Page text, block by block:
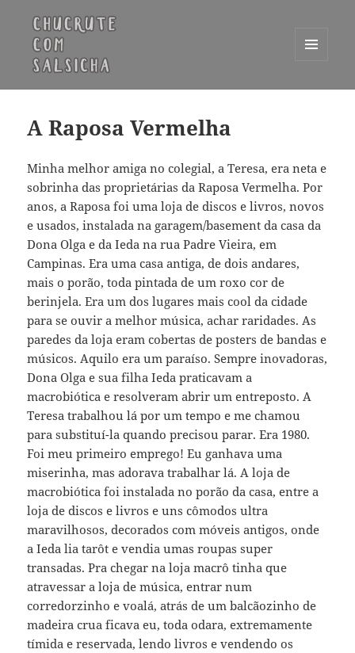
WIDGETS
A Raposa Vermelha
Minha melhor amiga no colegial, a Teresa, era neta e
sobrinha das proprietárias da Raposa Vermelha. Por
anos, a Raposa foi uma loja de discos e livros, novos
e usados, instalada na garagem/basement da casa da
Dona Olga e da Ieda na rua Padre Vieira, em
Campinas. Era uma casa antiga, de dois andares,
mais o porão, toda pintada de um roxo cor de
berinjela. Era um dos lugares mais cool da cidade
para se ouvir a melhor música, achar raridades. As
paredes da loja eram cobertas de posters de bandas e
músicos. Aquilo era um paraíso. Sempre inovadoras,
Dona Olga e sua filha Ieda praticavam a
macrobiótica e resolveram abrir um entreposto. A
Teresa trabalhou lá por um tempo e me chamou
para substituí-la quando precisou parar. Era 1980.
Foi meu primeiro emprego! Eu ganhava uma
miserinha, mas adorava trabalhar lá. A loja de
macrobiótica foi instalada no porão da casa, entre a
loja de discos e livros e uns cômodos ultra
maravilhosos, decorados com móveis antigos, onde
a Ieda lia tarôt e vendia umas roupas super
transadas. Pra chegar na loja macrô tinha que
atravessar a loja de música, entrar num
corredorzinho e voalá, atrás de um balcãozinho de
madeira crua ficava eu, toda odara, extremamente
tímida e reservada, lendo livros e vendendo os